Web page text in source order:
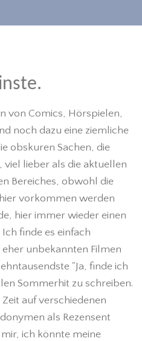
von Comics, Hörspielen,
noch dazu eine ziemliche
obskuren Sachen, die
lieber als die aktuellen
Bereiches, obwohl die
vorkommen werden
hier immer wieder einen
finde es einfach
unbekannten Filmen
"Ja, finde ich
Sommerhit zu schreiben.
auf verschiedenen
als Rezensent
ich könnte meine